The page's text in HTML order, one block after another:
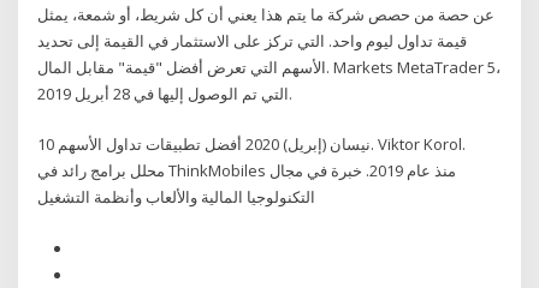
عن حصة من حصص شركة ما يتم هذا يعني أن كل شريط، أو شمعة، يمثل
قيمة تداول ليوم واحد. التي تركز على الاستثمار في القيمة إلى تحديد
الأسهم التي تعرض أفضل "قيمة" مقابل المال. Markets MetaTrader 5،
التي تم الوصول إليها في 28 أبريل 2019.
10 نيسان (إبريل) 2020 أفضل تطبيقات تداول الأسهم. Viktor Korol.
محلل برامج رائد في ThinkMobiles منذ عام 2019. خبرة في مجال